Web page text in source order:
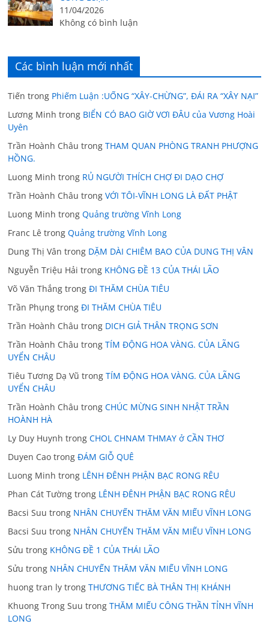
11/04/2026
Không có bình luận
Các bình luận mới nhất
Tiến trong Phiếm Luận :UỐNG “XÂY-CHỪNG”, ĐÁI RA “XÂY NẠI”
Lương Minh trong BIỂN CÓ BAO GIỜ VƠI ĐÂU của Vương Hoài
Uyên
Trần Hoành Châu trongTHAM QUAN PHÒNG TRANH PHƯỢNG
HỒNG.
Luong Minh trong RỦ NGƯỜI THÍCH CHỢ ĐI DẠO CHỢ
Trần Hoành Châu trongVỚI TÔI-VĨNH LONG LÀ ĐẤT PHẬT
Luong Minh trongQuảng trường Vĩnh Long
Franc Lê trongQuảng trường Vĩnh Long
Dung Thị Vân trong DẶM DÀI CHIÊM BAO CỦA DUNG THỊ VÂN
Nguyễn Triệu Hải trong KHÔNG ĐỀ 13 CỦA THÁI LÃO
Võ Văn Thắng trongĐI THĂM CHÙA TIÊU
Trần Phụng trongĐI THĂM CHÙA TIÊU
Trần Hoành Châu trong DICH GIẢ THÂN TRỌNG SƠN
Trần Hoành Châu trongTÍM ĐỘNG HOA VÀNG. CỦA LÃNG
UYỂN CHÂU
Tiêu Tương Dạ Vũ trongTÍM ĐỘNG HOA VÀNG. CỦA LÃNG
UYỂN CHÂU
Trần Hoành Châu trongCHÚC MỪNG SINH NHẬT TRẦN
HOÀNH HÀ
Ly Duy Huynh trongCHOL CHNAM THMAY ở CẦN THƠ
Duyen Cao trongĐÁM GIỖ QUÊ
Luong Minh trong LÊNH ĐÊNH PHẬN BẠC RONG RÊU
Phan Cát Tường trong LÊNH ĐÊNH PHẬN BẠC RONG RÊU
Bacsi Suu trong NHÂN CHUYẾN THĂM VĂN MIẾU VĨNH LONG
Bacsi Suu trong NHÂN CHUYẾN THĂM VĂN MIẾU VĨNH LONG
Sửu trong KHÔNG ĐỀ 1 CỦA THÁI LÃO
Sửu trong NHÂN CHUYẾN THĂM VĂN MIẾU VĨNH LONG
huong tran ly trongTHƯƠNG TIẾC BÀ THÂN THỊ KHÁNH
Khuong Trong Suu trongTHĂM MIẾU CÔNG THẦN TỈNH VĨNH
LONG